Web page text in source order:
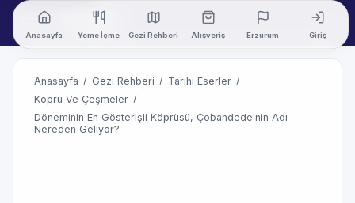
Anasayfa Yeme İçme Gezi Rehberi Alışveriş Erzurum Giriş
Anasayfa / Gezi Rehberi / Tarihi Eserler /
Köprü Ve Çeşmeler /
Döneminin En Gösterişli Köprüsü, Çobandede'nin Adı
Nereden Geliyor?